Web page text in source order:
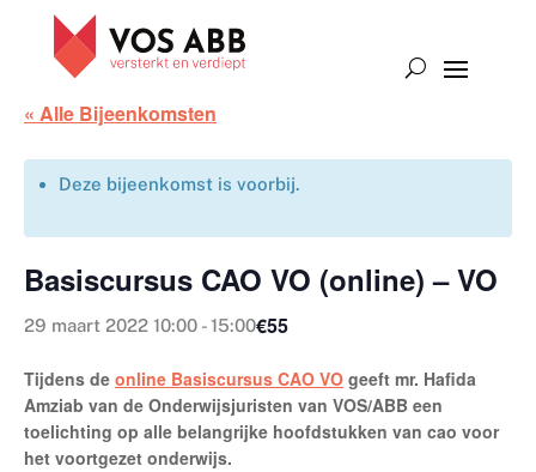
« Alle Bijeenkomsten
Deze bijeenkomst is voorbij.
Basiscursus CAO VO (online) – VO
29 maart 2022 10:00 - 15:00€55
Tijdens de online Basiscursus CAO VO geeft mr. Hafida
Amziab van de Onderwijsjuristen van VOS/ABB een
toelichting op alle belangrijke hoofdstukken van cao voor
het voortgezet onderwijs.